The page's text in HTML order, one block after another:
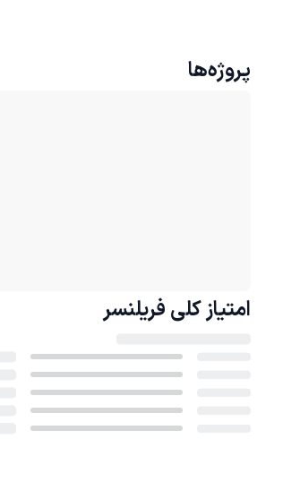
پروژه‌ها
امتیاز کلی فریلنسر